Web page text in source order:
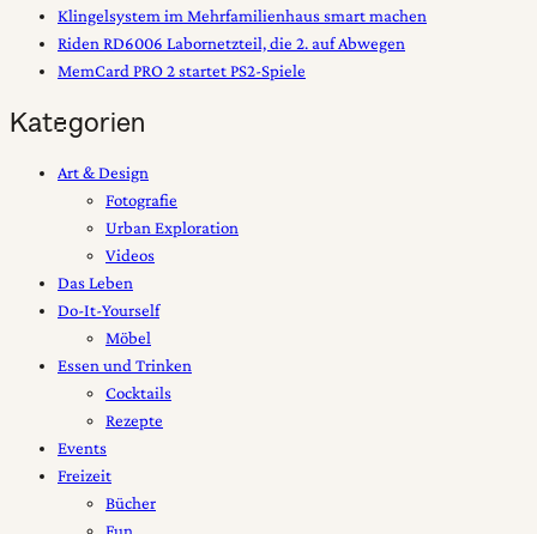
Klingelsystem im Mehrfamilienhaus smart machen
Riden RD6006 Labornetzteil, die 2. auf Abwegen
MemCard PRO 2 startet PS2-Spiele
Kategorien
Art & Design
Fotografie
Urban Exploration
Videos
Das Leben
Do-It-Yourself
Möbel
Essen und Trinken
Cocktails
Rezepte
Events
Freizeit
Bücher